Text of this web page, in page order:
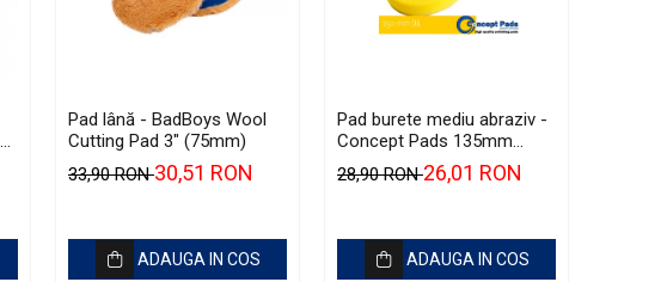
Pad lână - BadBoys Wool
Cutting Pad 3" (75mm)
33,90 RON30,51 RON
ADAUGA IN COS
Pad burete mediu abraziv -
Concept Pads 135mm
(5.5") Yellow Polishing Pad
28,90 RON26,01 RON
ADAUGA IN COS